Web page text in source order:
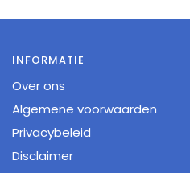
INFORMATIE
Over ons
Algemene voorwaarden
Privacybeleid
Disclaimer